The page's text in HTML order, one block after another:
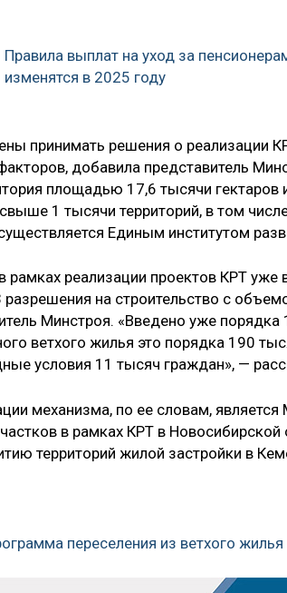
Правила выплат на уход за
изменятся в 2025 году
принимать решения о реализации
добавила представитель
площадью 17,6 тысячи
1 тысячи территорий, в том
Единым институтом
рамках реализации проектов КРТ
на строительство с
Минстроя. «Введено уже
ветхого жилья это порядка 190
условия 11 тысяч граждан», —
механизма, по ее словам,
в рамках КРТ в
территорий жилой застройки в
переселения из ветхого